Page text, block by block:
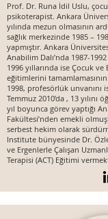
Prof. Dr. Runa İdil Uslu,
psikoterapist. Ankara
yılında mezun olmasının
sağlık merkezinde 1985 –
yapmıştır. Ankara
Anabilim Dalı’nda 1987-1992
1996 yıllarında ise Çocuk
eğitimlerini
1998, profesörlük unvanını
Temmuz 2010’da , 13
yıl boyunca görev yaptığı
Fakültesi’nden emekli
serbest hekim olarak
Institute bünyesinde Dr.
ve Ergenlerle Çalışan
Terapisi (ACT) Eğitimi